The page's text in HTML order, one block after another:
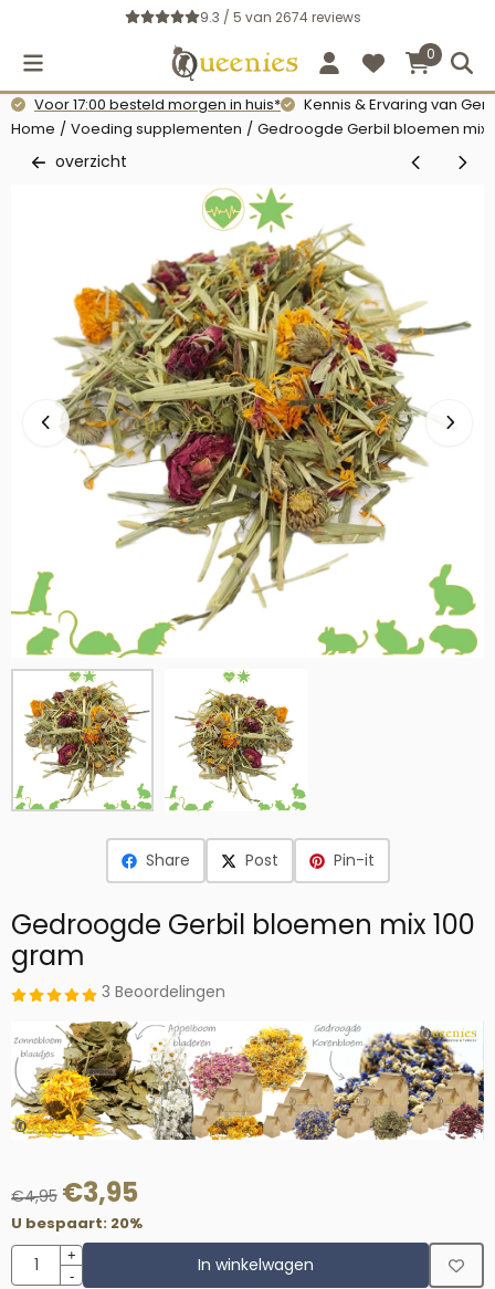
Cookievoorkeuren zijn momenteel gesloten.
9.3 / 5 van 2674reviews
0
Voor 17:00 besteld morgen in huis*
Kennis & Ervaring van
Home / Voeding supplementen / Gedroogde Gerbil bloemen mix
overzicht
Share Post Pin-it
Gedroogde Gerbil bloemen mix 100
gram
3 Beoordelingen
€4,95 €3,95
U bespaart: 20%
Aantal
+
-
In winkelwagen